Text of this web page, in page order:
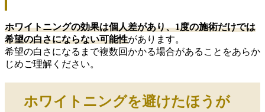
ホワイトニングの効果は個人差があり、1度の施術だけでは
希望の白さにならない可能性があります。
希望の白さになるまで複数回かかる場合があることをあらか
じめご理解ください。
ホワイトニングを避けたほうが